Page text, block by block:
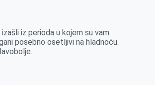
iz perioda u kojem su vam
posebno osetljivi na hladnoću.